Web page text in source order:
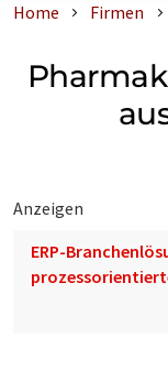
Home Firmen
Anzeigen
ERP-